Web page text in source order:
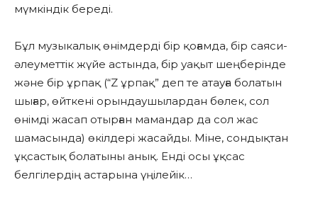
мүмкіндік береді.
Бұл музыкалық өнімдерді бір қоғамда, бір саяси-
әлеуметтік жүйе астында, бір уақыт шеңберінде
және бір ұрпақ (“Z ұрпақ” деп те атауға болатын
шығар, өйткені орындаушылардан бөлек, сол
өнімді жасап отырған мамандар да сол жас
шамасында) өкілдері жасайды. Міне, сондықтан
ұқсастық болатыны анық. Енді осы ұқсас
белгілердің астарына үңілейік…